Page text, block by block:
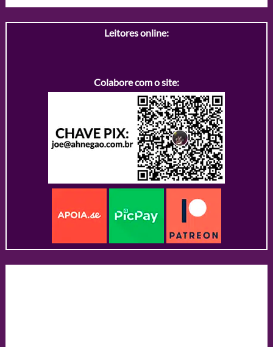
Leitores online:
Colabore com o site: